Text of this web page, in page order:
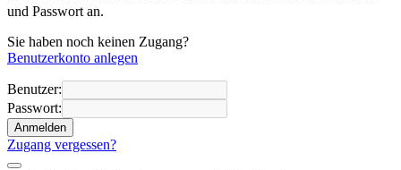
und Passwort an.
Sie haben noch keinen Zugang?
Benutzerkonto anlegen
Benutzer:
Passwort:
Anmelden
Zugang vergessen?